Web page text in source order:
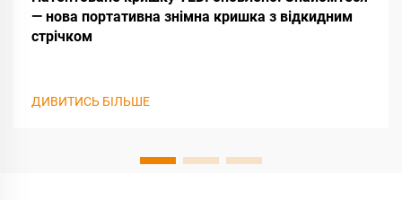
— нова портативна знімна кришка з відкидним
стрічком
ДИВИТИСЬ БІЛЬШЕ